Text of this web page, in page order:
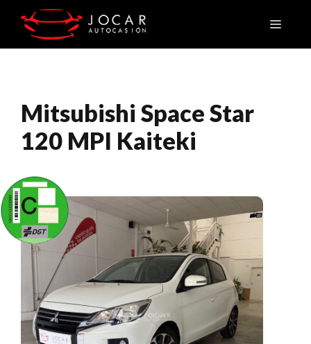
contenido
Menú
Mitsubishi Space Star
120 MPI Kaiteki